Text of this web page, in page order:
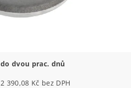
do dvou prac. dnů
2 390,08 Kč bez DPH